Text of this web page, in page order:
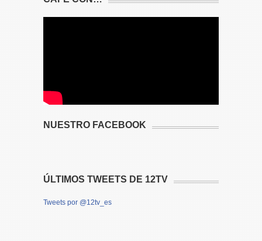
NUESTRO FACEBOOK
ÚLTIMOS TWEETS DE 12TV
Tweets por @12tv_es